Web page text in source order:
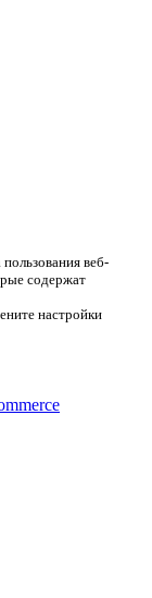
веб-
содержат
настройки